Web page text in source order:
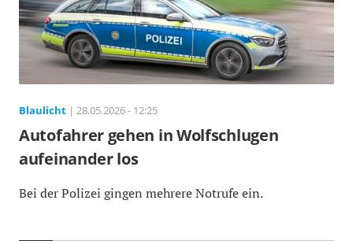
Blaulicht | 28.05.2026 - 12:25
Autofahrer gehen in Wolfschlugen
aufeinander los
Bei der Polizei gingen mehrere Notrufe ein.